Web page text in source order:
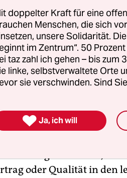
einzeln bewerten, statt
jetzt schon
die Risiken im
sind, bei denen man
für Krankheitsanfälligkeit
oder Qualität in den
doppelter Kraft für eine
Menschen, die sich
unsere Solidarität.
im Zentrum“. 50
taz zahl ich gehen – bis zum
linke, selbstverwaltete Orte
sie verschwinden. Sind
 Ja, ich will